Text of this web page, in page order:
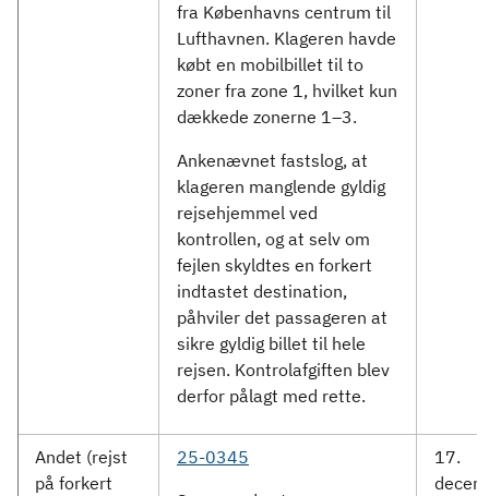
fra Københavns centrum til
Lufthavnen. Klageren havde
købt en mobilbillet til to
zoner fra zone 1, hvilket kun
dækkede zonerne 1–3.
Ankenævnet fastslog, at
klageren manglende gyldig
rejsehjemmel ved
kontrollen, og at selv om
fejlen skyldtes en forkert
indtastet destination,
påhviler det passageren at
sikre gyldig billet til hele
rejsen. Kontrolafgiften blev
derfor pålagt med rette.
Andet (rejst
på forkert
25-0345
17.